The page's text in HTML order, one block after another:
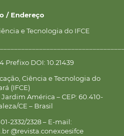
/ Endereço
e Tecnologia do IFCE
Prefixo DOI: 10.21439
Ciência e Tecnologia do
(IFCE)
América – CEP: 60.410-
CE – Brasil
2332/2328 – E-mail:
@revista.conexoesifce